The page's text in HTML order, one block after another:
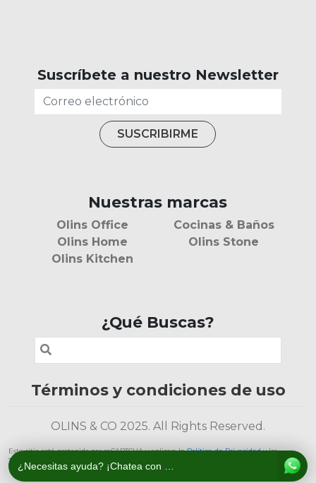
Suscríbete a nuestro Newsletter
Nuestras marcas
Olins Office
Olins Home
Olins Kitchen
Cocinas & Baños
Olins Stone
¿Qué Buscas?
Términos y condiciones de uso
OLINS & CO 2025. All Rights Reserved.
Este sitio está protegido por reCAPTCHA y aplican laPolítica de Privacidady los
Términos de Servicio
de Google.